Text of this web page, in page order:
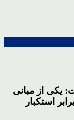
یکی از مبانی
استکبار